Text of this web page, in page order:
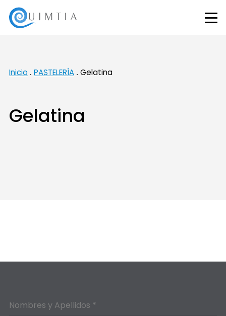
Inicio PASTELERÍA Gelatina
Gelatina
Nombres y Apellidos *